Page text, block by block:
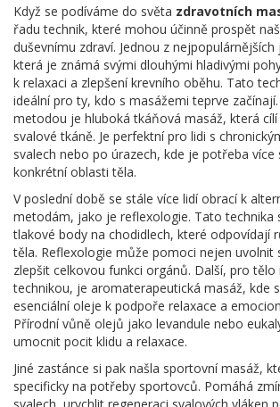
Když se podíváme do světa zdravotních
řadu technik, které mohou účinně prospět
duševnímu zdraví. Jednou z nejpopulárnějších
která je známá svými dlouhými hladivými
k relaxaci a zlepšení krevního oběhu. Tato
ideální pro ty, kdo s masážemi teprve
metodou je hluboká tkáňová masáž, která cílí
svalové tkáně. Je perfektní pro lidi s
svalech nebo po úrazech, kde je potřeba více
konkrétní oblasti těla.
V poslední době se stále více lidí obrací k
metodám, jako je reflexologie. Tato technika
tlakové body na chodidlech, které odpovídají
těla. Reflexologie může pomoci nejen uvolnit
zlepšit celkovou funkci orgánů. Další, pro tělo
technikou, je aromaterapeutická masáž, kde
esenciální oleje k podpoře relaxace a
Přírodní vůně olejů jako levandule nebo
umocnit pocit klidu a relaxace.
Jiné zastánce si pak našla sportovní masáž,
specificky na potřeby sportovců. Pomáhá